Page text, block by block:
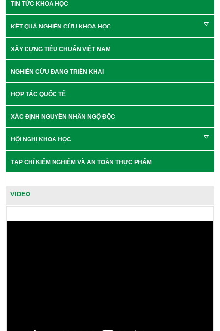
TIN TỨC KHOA HỌC
KẾT QUẢ NGHIÊN CỨU KHOA HỌC
XÂY DỰNG TIÊU CHUẨN VIỆT NAM
NGHIÊN CỨU ĐANG TRIỂN KHAI
HỢP TÁC QUỐC TẾ
XÁC ĐỊNH NGUYÊN NHÂN NGỘ ĐỘC
HỘI NGHỊ KHOA HỌC
TẠP CHÍ KIỂM NGHIỆM VÀ AN TOÀN THỰC PHẨM
VIDEO